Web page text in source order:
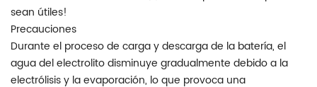
sean útiles!
Precauciones
Durante el proceso de carga y descarga de la batería, el
agua del electrolito disminuye gradualmente debido a la
electrólisis y la evaporación, lo que provoca una